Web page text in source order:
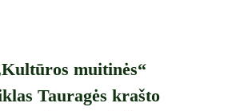
muitinės“
Tauragės krašto